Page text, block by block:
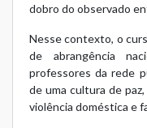
dobro do observado
Nesse contexto, o
de abrangência
professores da rede
de uma cultura de
violência doméstica e